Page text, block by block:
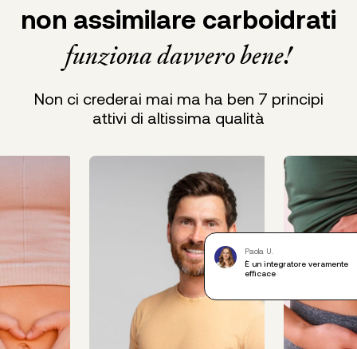
non assimilare carboidrati
funziona davvero bene!
Non ci crederai mai ma ha ben 7 principi
attivi di altissima qualità
Paola U.
È un integratore veramente
efficace